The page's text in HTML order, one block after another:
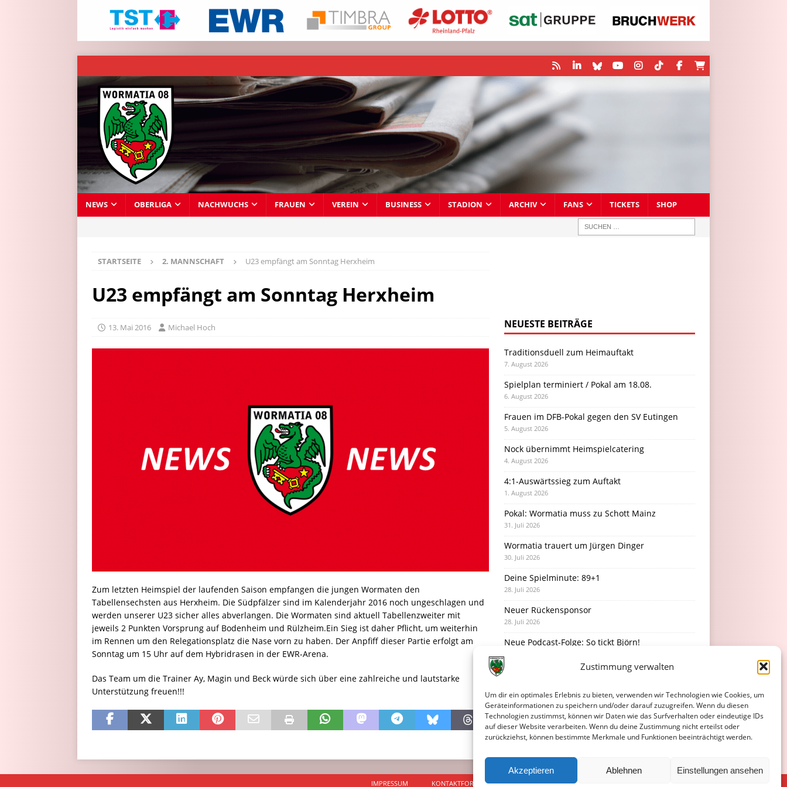
Zustimmung verwalten
Um dir ein optimales Erlebnis zu bieten, verwenden wir Technologien wie Cookies, um
Geräteinformationen zu speichern und/oder darauf zuzugreifen. Wenn du diesen
Technologien zustimmst, können wir Daten wie das Surfverhalten oder eindeutige IDs
auf dieser Website verarbeiten. Wenn du deine Zustimmung nicht erteilst oder
zurückziehst, können bestimmte Merkmale und Funktionen beeinträchtigt werden.
Akzeptieren Ablehnen Einstellungen ansehen
NEWS OBERLIGA NACHWUCHS FRAUEN VEREIN BUSINESS STADION ARCHIV FANS TICKETS SHOP
STARTSEITE 2. MANNSCHAFT U23 empfängt am Sonntag Herxheim
U23 empfängt am Sonntag Herxheim
13. Mai 2016 Michael Hoch
Zum letzten Heimspiel der laufenden Saison empfangen die jungen Wormaten den
Tabellensechsten aus Herxheim. Die Südpfälzer sind im Kalenderjahr 2016 noch ungeschlagen und
werden unserer U23 sicher alles abverlangen. Die Wormaten sind aktuell Tabellenzweiter mit
jeweils 2 Punkten Vorsprung auf Bodenheim und Rülzheim.Ein Sieg ist daher Pflicht, um weiterhin
im Rennen um den Relegationsplatz die Nase vorn zu haben. Der Anpfiff dieser Partie erfolgt am
Sonntag um 15 Uhr auf dem Hybridrasen in der EWR-Arena.
Das Team um die Trainer Ay, Magin und Beck würde sich über eine zahlreiche und lautstarke
Unterstützung freuen!!!
NEUESTE BEITRÄGE
Traditionsduell zum Heimauftakt
7. August 2026
Spielplan terminiert / Pokal am 18.08.
6. August 2026
Frauen im DFB-Pokal gegen den SV Eutingen
5. August 2026
Nock übernimmt Heimspielcatering
4. August 2026
4:1-Auswärtssieg zum Auftakt
1. August 2026
Pokal: Wormatia muss zu Schott Mainz
31. Juli 2026
Wormatia trauert um Jürgen Dinger
30. Juli 2026
Deine Spielminute: 89+1
28. Juli 2026
Neuer Rückensponsor
28. Juli 2026
Neue Podcast-Folge: So tickt Björn!
IMPRESSUM KONTAKTFORMULAR DATENSCHUTZERKLÄRUNG